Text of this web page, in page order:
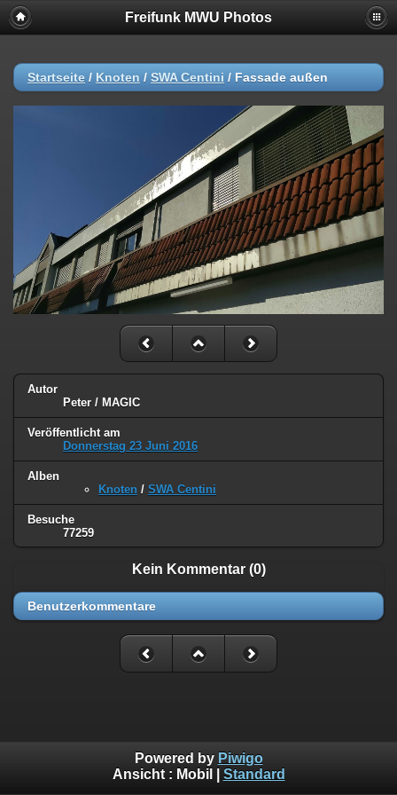
Freifunk MWU Photos
Startseite / Knoten / SWA Centini / Fassade außen
Autor
Peter / MAGIC
Veröffentlicht am
Donnerstag 23 Juni 2016
Alben
Knoten / SWA Centini
Besuche
77259
Kein Kommentar (0)
Benutzerkommentare
Powered by Piwigo
Ansicht : Mobil Standard